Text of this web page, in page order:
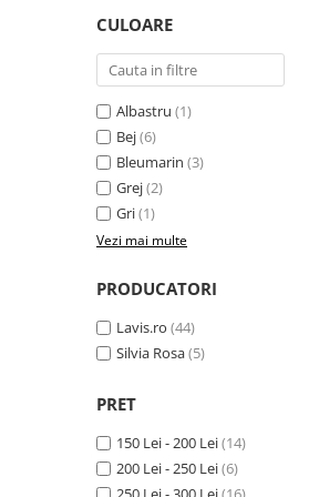
CULOARE
Albastru (1)
Bej(6)
Bleumarin (3)
Grej(2)
Gri(1)
Vezi mai multe
PRODUCATORI
Lavis.ro (44)
Silvia Rosa(5)
PRET
150 Lei - 200 Lei(14)
200 Lei - 250 Lei(6)